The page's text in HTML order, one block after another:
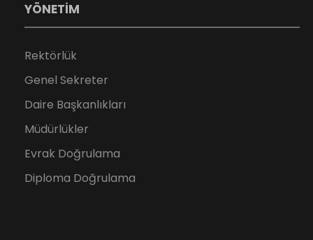
YÖNETİM
Rektörlük
Genel Sekreter
Daire Başkanlıkları
Müdürlükler
Evrak Doğrulama
Diploma Doğrulama